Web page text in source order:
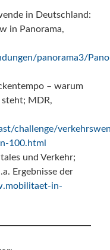
in Deutschland:
in Panorama,
panorama3/
– warum
steht; MDR,
challenge/
100.html
und Verkehr;
Ergebnisse der
in-